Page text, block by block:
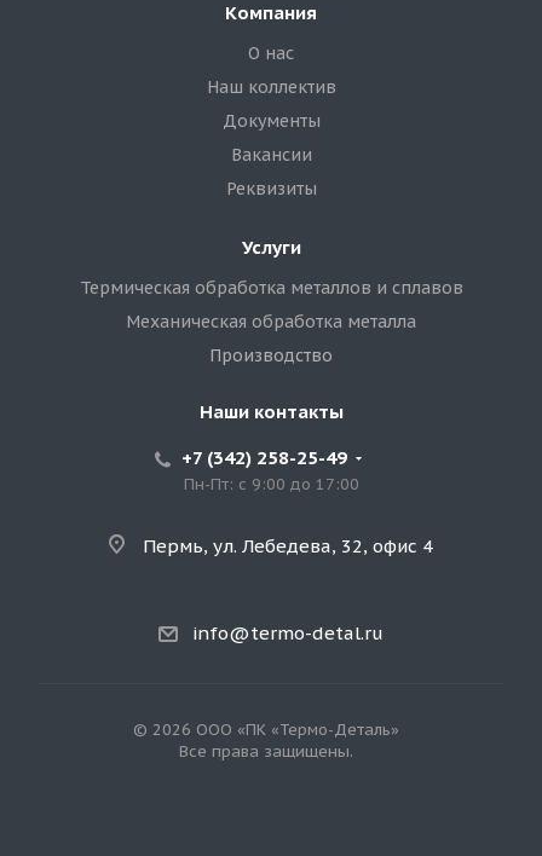
Компания
О нас
Наш коллектив
Документы
Вакансии
Реквизиты
Услуги
Термическая обработка металлов и сплавов
Механическая обработка металла
Производство
Наши контакты
+7 (342) 258-25-49
Пн-Пт: с 9:00 до 17:00
Пермь, ул. Лебедева, 32, офис 4
info@termo-detal.ru
© 2026 ООО «ПК «Термо-Деталь»
Все права защищены.